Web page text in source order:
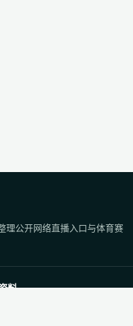
理公开网络直播入口与体育赛
料